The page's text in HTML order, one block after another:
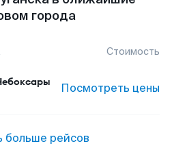
города
Стоимость
Посмотреть цены
больше рейсов